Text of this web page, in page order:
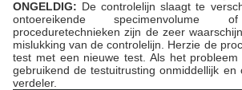
ONGELDIG: De controlelijn slaagt te
ontoereikende
proceduretechnieken zijn de zeer
mislukking van de controlelijn. Herzie de
test met een nieuwe test. Als het probleem
gebruikend de testuitrusting onmiddellijk en
verdeler.